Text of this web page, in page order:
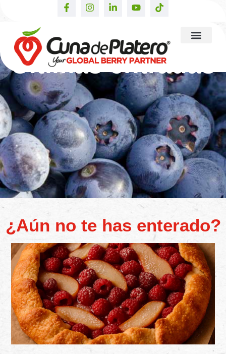
Últimas entradas
¿Aún no te has enterado?